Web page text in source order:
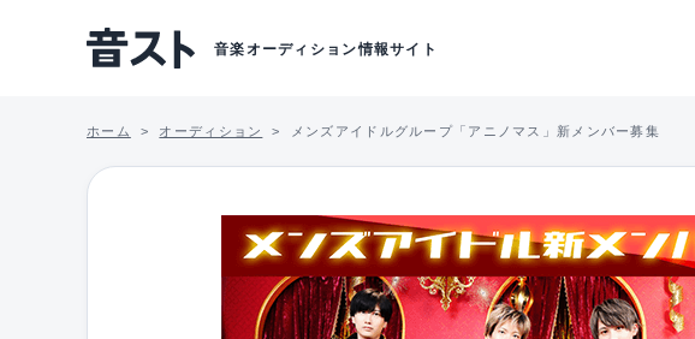
音楽オーディション情報サイト
ホーム オーディション メンズアイドルグループ「アニノマス」新メンバー募集